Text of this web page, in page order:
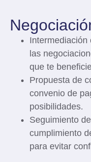
Intermediación
las
que te
Propuesta de
convenio de
posibilidades.
Seguimiento
cumplimiento
para evitar